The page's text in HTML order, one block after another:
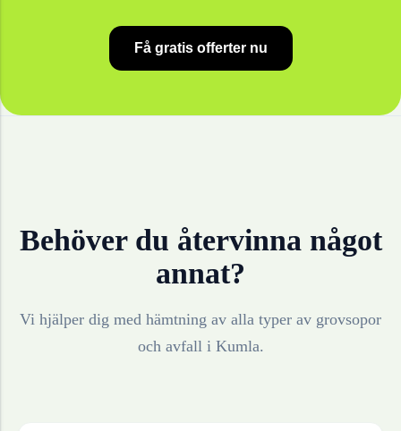
Få gratis offerter nu
Behöver du återvinna något
annat?
Vi hjälper dig med hämtning av alla typer av grovsopor
och avfall i Kumla.